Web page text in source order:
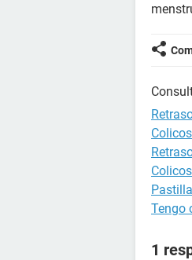
Tengo
1